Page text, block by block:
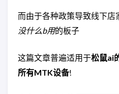
而由于各种政策导致线下店
没什么b用的板子
这篇文章普遍适用于松鼠ai
所有MTK设备!